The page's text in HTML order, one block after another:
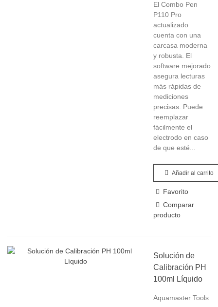
El Combo Pen
P110 Pro
actualizado
cuenta con una
carcasa moderna
y robusta. El
software mejorado
asegura lecturas
más rápidas de
mediciones
precisas. Puede
reemplazar
fácilmente el
electrodo en caso
de que esté...
Añadir al carrito
Favorito
Comparar
producto
Solución de
Calibración PH
100ml Líquido
Aquamaster Tools